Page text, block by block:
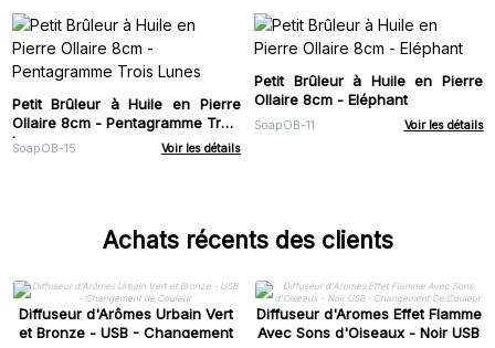
Petit Brûleur à Huile en Pierre
Ollaire 8cm - Pentagramme Trois
Lunes
SoapOB-15 Voir les détails
Petit Brûleur à Huile en Pierre
Ollaire 8cm - Eléphant
SoapOB-11 Voir les détails
Achats récents des clients
Diffuseur d'Arômes Urbain Vert
et Bronze - USB - Changement
Diffuseur d'Aromes Effet Flamme
Avec Sons d'Oiseaux - Noir USB